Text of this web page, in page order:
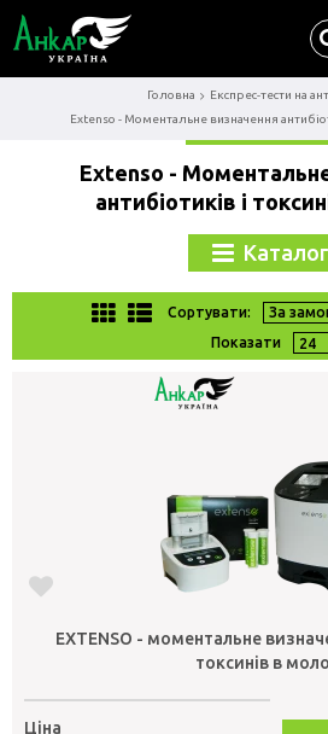
Головна
Експрес-тести на
Extenso - Моментальне визначення
Extenso -
антибіотиків і
Каталог
Сортувати:
Показати
EXTENSO - моментальне
токсинів в
Ціна